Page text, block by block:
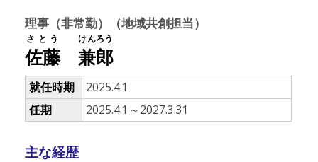
理事（非常勤）（地域共創担当）
佐藤
さとう
兼郎
けんろう
就任時期
2025.4.1
任期
2025.4.1～2027.3.31
主な経歴